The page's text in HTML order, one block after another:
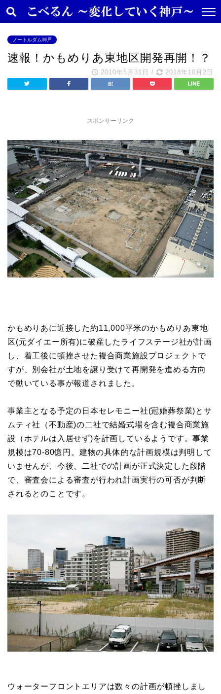
ノートルダム神戸
速報！かもめりあ東地区開発再開！？
2010年5月31日 / 2018年10月2日
スポンサーリンク
かもめりあに近接した約11,000平米のかもめりあ東地
区(元ダイエー所有)に破産したライフステージ社が計画
し、着工後に頓挫させた複合商業施設プロジェクトで
すが、別会社が土地を譲り受けて再開発を進める方向
で動いている事が報道されました。
事業主となる予定の日本セレモニー社(冠婚葬祭業)とサ
ムティ社（不動産)の二社で結婚式場を含む複合商業施
設（ホテルは入居せず)を計画しているようです。事業
規模は70-80億円。建物の具体的な計画規模は判明して
いませんが、今後、二社での計画が正式決定した段階
で、審査会による審査が行われ計画実行の可否が判断
されるとのことです。
ウォーターフロントエリアは数々の計画が頓挫しまし